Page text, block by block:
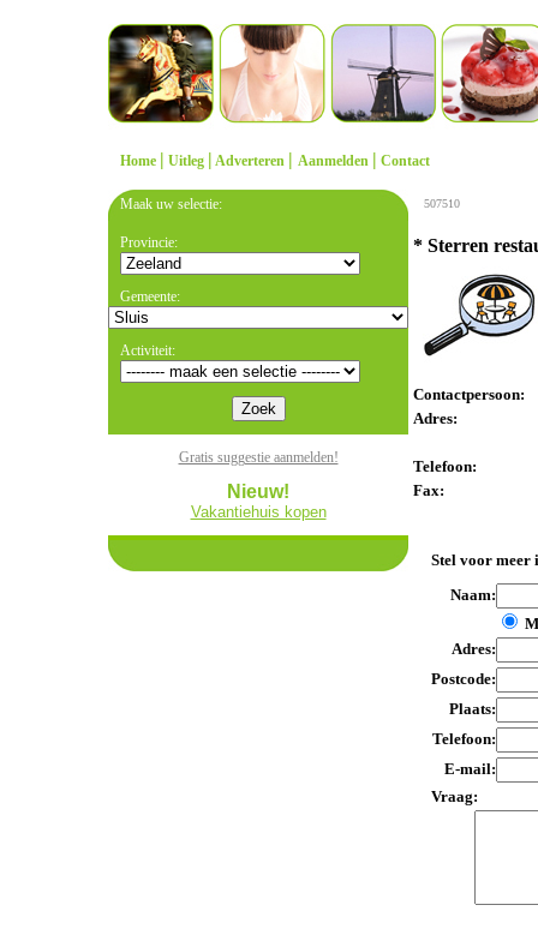
Home | Uitleg | Adverteren | Aanmelden | Contact
Maak uw selectie:
Provincie:
Gemeente:
Activiteit:
Gratis suggestie aanmelden!
Nieuw!
Vakantiehuis kopen
507510
* Sterren
Contactpersoon:
Adres:
Telefoon:
Fax:
Stel voor meer
Naam:
Adres:
Postcode:
Plaats:
Telefoon:
E-mail:
Vraag: